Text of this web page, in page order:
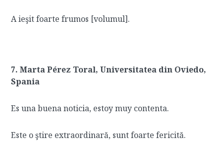
A ieşit foarte frumos [volumul].
7. Marta Pérez Toral, Universitatea din Oviedo,
Spania
Es una buena noticia, estoy muy contenta.
Este o ştire extraordinară, sunt foarte fericită.